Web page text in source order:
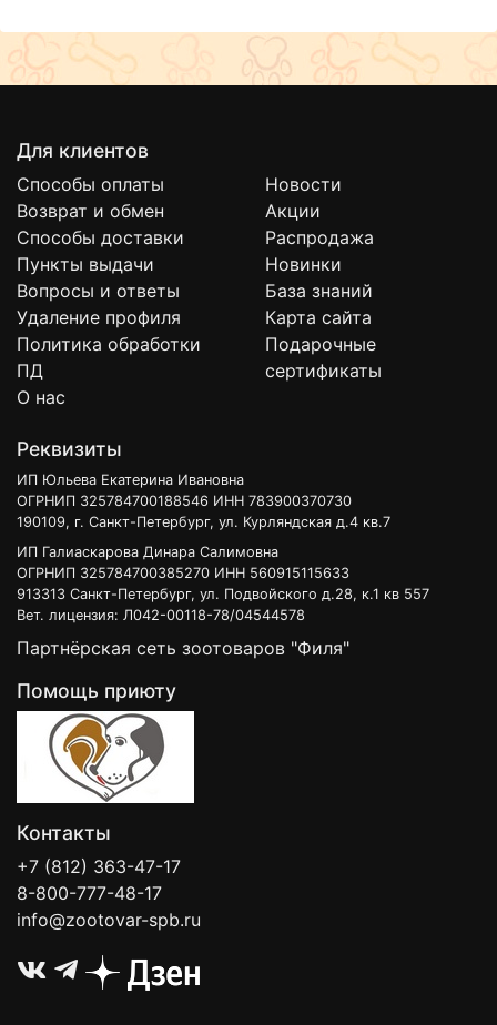
Для клиентов
Способы оплаты
Возврат и обмен
Способы доставки
Пункты выдачи
Вопросы и ответы
Удаление профиля
Политика обработки
ПД
О нас
Новости
Акции
Распродажа
Новинки
База знаний
Карта сайта
Подарочные
сертификаты
Реквизиты
ИП Юльева Екатерина Ивановна
ОГРНИП 325784700188546 ИНН 783900370730
190109, г. Санкт-Петербург, ул. Курляндская д.4 кв.7
ИП Галиаскарова Динара Салимовна
ОГРНИП 325784700385270 ИНН 560915115633
913313 Санкт-Петербург, ул. Подвойского д.28, к.1 кв 557
Вет. лицензия: Л042-00118-78/04544578
Партнёрская сеть зоотоваров "Филя"
Помощь приюту
Контакты
+7 (812) 363-47-17
8-800-777-48-17
info@zootovar-spb.ru